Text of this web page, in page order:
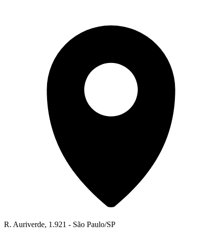
R. Auriverde, 1.921 - São Paulo/SP